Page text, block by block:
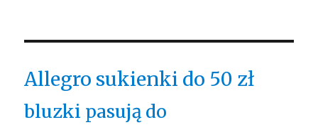
Allegro sukienki do 50 zł
bluzki pasują do